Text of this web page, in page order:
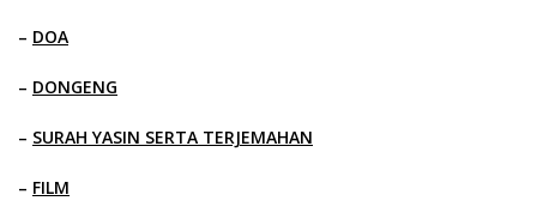
– DOA
– DONGENG
– SURAH YASIN SERTA TERJEMAHAN
– FILM